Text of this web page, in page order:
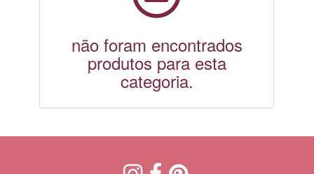
não foram encontrados
produtos para esta
categoria.